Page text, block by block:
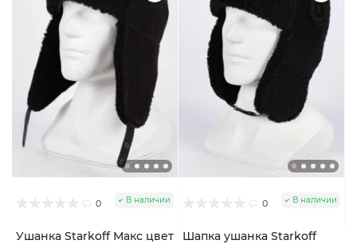
0 В наличии
Ушанка Starkoff Макс цвет
0 В наличии
Шапка ушанка Starkoff